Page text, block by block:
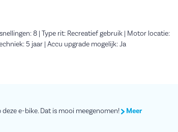
8 | Type rit: Recreatief gebruik | Motor locatie:
5 jaar | Accu upgrade mogelijk: Ja
e-bike. Dat is mooi meegenomen!
Meer